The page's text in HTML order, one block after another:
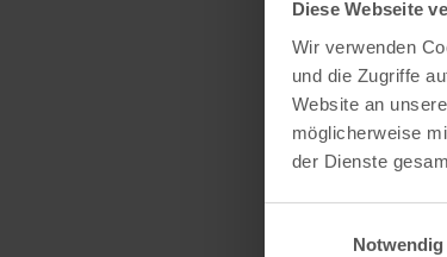
Diese Webseite
Wir verwenden
und die Zugriffe
Website an
möglicherweise
der Dienste
Notwendig